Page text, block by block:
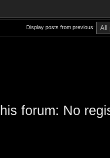
Display posts from previous:
forum: No